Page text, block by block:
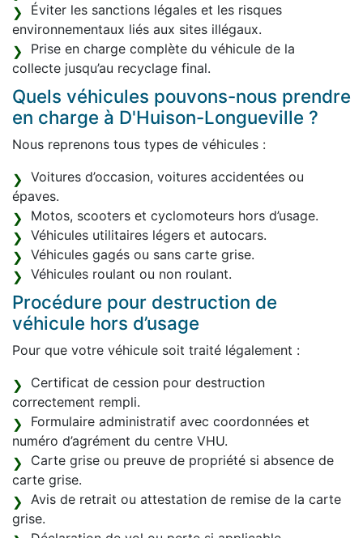
Éviter les sanctions légales et les risques
environnementaux liés aux sites illégaux.
Prise en charge complète du véhicule de la
collecte jusqu’au recyclage final.
Quels véhicules pouvons-nous prendre
en charge à D'Huison-Longueville ?
Nous reprenons tous types de véhicules :
Voitures d’occasion, voitures accidentées ou
épaves.
Motos, scooters et cyclomoteurs hors d’usage.
Véhicules utilitaires légers et autocars.
Véhicules gagés ou sans carte grise.
Véhicules roulant ou non roulant.
Procédure pour destruction de
véhicule hors d’usage
Pour que votre véhicule soit traité légalement :
Certificat de cession pour destruction
correctement rempli.
Formulaire administratif avec coordonnées et
numéro d’agrément du centre VHU.
Carte grise ou preuve de propriété si absence de
carte grise.
Avis de retrait ou attestation de remise de la carte
grise.